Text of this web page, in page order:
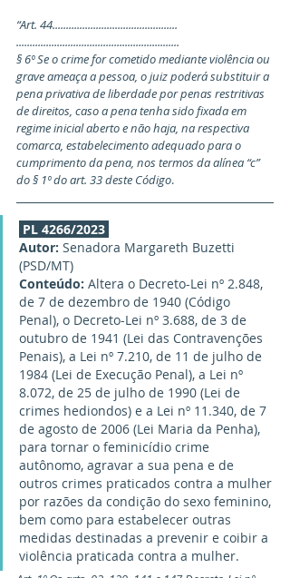
“Art. 44..............................................
............................................................
§ 6º Se o crime for cometido mediante violência ou
grave ameaça a pessoa, o juiz poderá substituir a
pena privativa de liberdade por penas restritivas
de direitos, caso a pena tenha sido fixada em
regime inicial aberto e não haja, na respectiva
comarca, estabelecimento adequado para o
cumprimento da pena, nos termos da alínea “c”
do § 1º do art. 33 deste Código.
PL 4266/2023
Autor: Senadora Margareth Buzetti
(PSD/MT)
Conteúdo: Altera o Decreto-Lei nº 2.848,
de 7 de dezembro de 1940 (Código
Penal), o Decreto-Lei nº 3.688, de 3 de
outubro de 1941 (Lei das Contravenções
Penais), a Lei nº 7.210, de 11 de julho de
1984 (Lei de Execução Penal), a Lei nº
8.072, de 25 de julho de 1990 (Lei de
crimes hediondos) e a Lei nº 11.340, de 7
de agosto de 2006 (Lei Maria da Penha),
para tornar o feminicídio crime
autônomo, agravar a sua pena e de
outros crimes praticados contra a mulher
por razões da condição do sexo feminino,
bem como para estabelecer outras
medidas destinadas a prevenir e coibir a
violência praticada contra a mulher.